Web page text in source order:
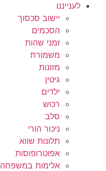
לענייננו
יישוב סכסוך
הסכמים
זמני שהות
משמורת
מזונות
גיטין
ילדים
רכוש
סלב
ניכור הורי
תלונות שווא
אפוטרופוסות
אלימות במשפחה